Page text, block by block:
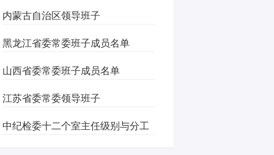
内蒙古自治区领导班子
黑龙江省委常委班子成员名单
山西省委常委班子成员名单
江苏省委常委领导班子
中纪检委十二个室主任级别与分工